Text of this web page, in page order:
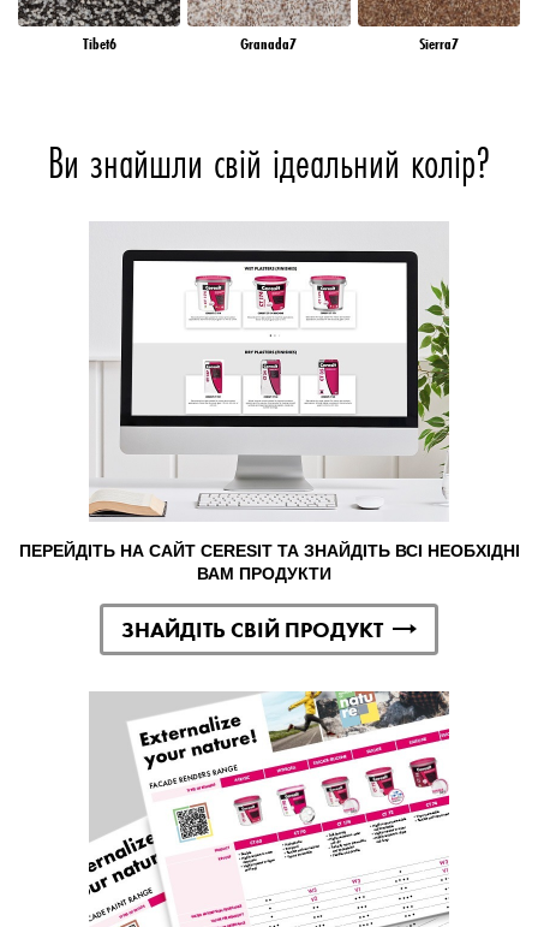
Tibet6 Granada7 Sierra7
Ви знайшли свій ідеальний колір?
ПЕРЕЙДІТЬ НА САЙТ CERESIT ТА ЗНАЙДІТЬ ВСІ НЕОБХІДНІ
ВАМ ПРОДУКТИ
ЗНАЙДІТЬ СВІЙ ПРОДУКТ